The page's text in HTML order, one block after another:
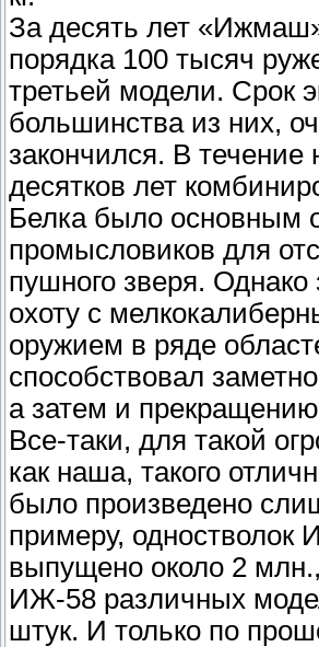
За десять лет
порядка 100 тысяч
третьей модели. Срок
большинства из них,
закончился. В течение
десятков лет
Белка было основным
промысловиков для
пушного зверя. Однако
охоту с
оружием в ряде
способствовал
а затем и
Все-таки, для такой
как наша, такого
было произведено
примеру,
выпущено около 2
ИЖ-58 различных
штук. И только по